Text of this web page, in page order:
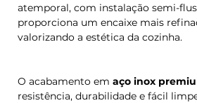
atemporal, com instalação semi-
proporciona um encaixe mais
valorizando a estética da cozinha.
O acabamento em aço inox
resistência, durabilidade e fácil